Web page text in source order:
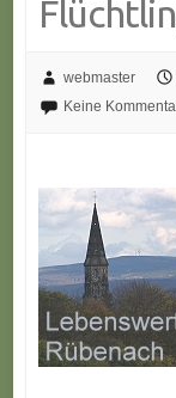
webmaster
Keine